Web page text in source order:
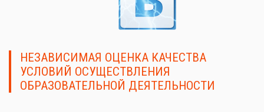
НЕЗАВИСИМАЯ ОЦЕНКА КАЧЕСТВА
УСЛОВИЙ ОСУЩЕСТВЛЕНИЯ
ОБРАЗОВАТЕЛЬНОЙ ДЕЯТЕЛЬНОСТИ